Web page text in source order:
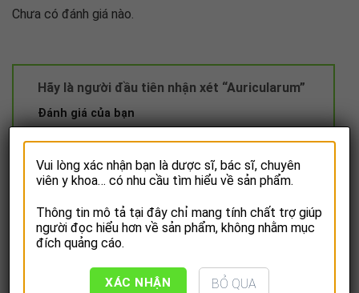
Chưa có đánh giá nào.
Hãy là người đầu tiên nhận xét “Auricularum”
Đánh giá của bạn
Nhận xét của bạn*
Vui lòng xác nhận bạn là dược sĩ, bác sĩ, chuyên
viên y khoa… có nhu cầu tìm hiểu về sản phẩm.
Thông tin mô tả tại đây chỉ mang tính chất trợ giúp
người đọc hiểu hơn về sản phẩm, không nhằm mục
đích quảng cáo.
XÁC NHẬN BỎ QUA